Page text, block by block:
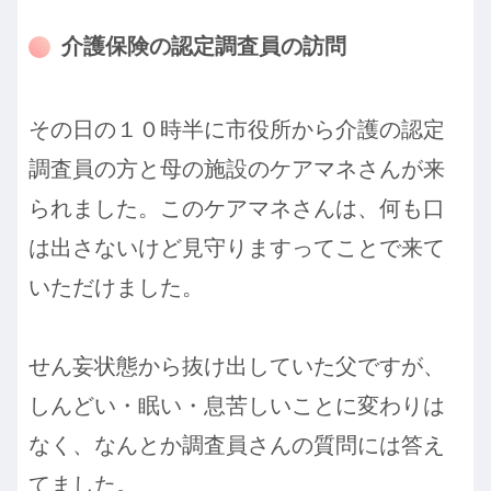
介護保険の認定調査員の訪問
その日の１０時半に市役所から介護の認定
調査員の方と母の施設のケアマネさんが来
られました。このケアマネさんは、何も口
は出さないけど見守りますってことで来て
いただけました。
せん妄状態から抜け出していた父ですが、
しんどい・眠い・息苦しいことに変わりは
なく、なんとか調査員さんの質問には答え
てました。